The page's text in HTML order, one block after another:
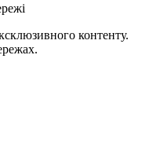
контенту.